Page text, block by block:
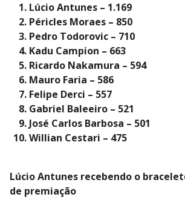
Lúcio Antunes – 1.169
Péricles Moraes – 850
Pedro Todorovic – 710
Kadu Campion – 663
Ricardo Nakamura – 594
Mauro Faria – 586
Felipe Derci – 557
Gabriel Baleeiro – 521
José Carlos Barbosa – 501
Willian Cestari – 475
Lúcio Antunes recebendo o
de premiação